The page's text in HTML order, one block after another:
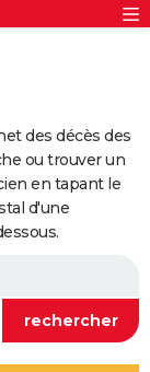
des décès des
ou trouver un
en tapant le
d'une